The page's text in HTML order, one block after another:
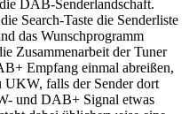
DAB-Senderlandschaft.
Search-Taste die Senderliste
das Wunschprogramm
Zusammenarbeit der Tuner
Empfang einmal abreißen,
UKW, falls der Sender dort
und DAB+ Signal etwas